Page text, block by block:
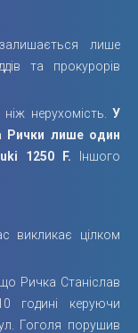
лише
та прокурорів
нерухомість. У
Рички лише один
1250 F. Іншого
викликає цілком
Ричка Станіслав
годині керуючи
Гоголя порушив